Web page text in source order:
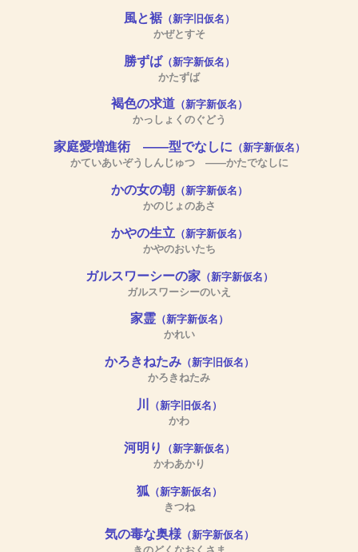
風と裾（新字旧仮名）
かぜとすそ
勝ずば（新字新仮名）
かたずば
褐色の求道（新字新仮名）
かっしょくのぐどう
家庭愛増進術 ――型でなしに （新字新仮名）
かていあいぞうしんじゅつ ――かたでなしに
かの女の朝 （新字新仮名）
かのじょのあさ
かやの生立 （新字新仮名）
かやのおいたち
ガルスワーシーの家（新字新仮名）
ガルスワーシーのいえ
家霊（新字新仮名）
かれい
かろきねたみ（新字旧仮名）
かろきねたみ
川 （新字旧仮名）
かわ
河明り （新字新仮名）
かわあかり
狐 （新字新仮名）
きつね
気の毒な奥様（新字新仮名）